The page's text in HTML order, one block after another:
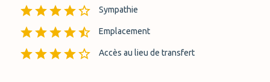
Sympathie
Emplacement
Accès au lieu de transfert